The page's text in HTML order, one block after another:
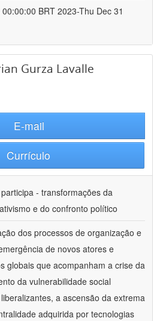
BRT 2023-Thu Dec 31
Gurza Lavalle
E-mail
Currículo
- transformações da
e do confronto político
dos processos de organização e
de novos atores e
globais que acompanham a crise da
da vulnerabilidade social
a ascensão da extrema
adquirida por tecnologias